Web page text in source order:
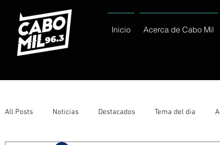
Inicio Acerca de Cabo Mil
All Posts Noticias Destacados Tema del dia